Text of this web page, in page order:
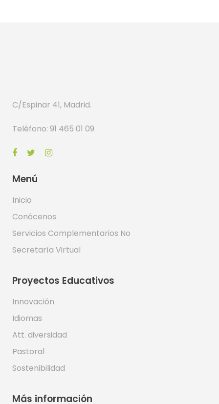
C/Espinar 41, Madrid.
Teléfono: 91 465 01 09
Menú
Inicio
Conócenos
Servicios Complementarios No
Secretaría Virtual
Proyectos Educativos
Innovación
Idiomas
Att. diversidad
Pastoral
Sostenibilidad
Más información